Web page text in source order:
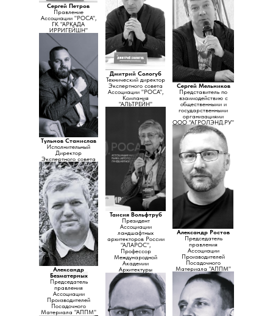
Александр Ростов
Председатель
правления
Ассоциации
Производителей
Посадочного
Материала "АППМ"
Сергей Петров
Правление
Ассоциации "РОСА",
ГК "АРКАДА
ИРРИГЕЙШН"
Сергей Мельников
Представитель по
взаимодействию с
общественными и
государственными
организациями
ООО "АГРОЛЭНД.РУ"
Тульнов Станислав
Исполнительный
Директор
Экспертного совета
Ассоциации "РОСА",
АВТОПОЛИВ Кубань
Дмитрий Сологуб
Технический директор
Экспертного совета
Ассоциации "РОСА",
Компания
"АЛЬТРЕЙН"
Александр
Безматерных
Председатель
правления
Ассоциации
Производителей
Посадочного
Материала "АППМ"
Таисия Вольфтруб
Президент
Ассоциации
ландшафтных
архитекторов России
"АЛАРОС",
Профессор
Международной
Академии
Архитектуры